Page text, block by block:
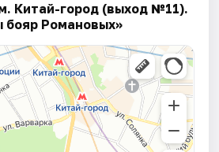
Китай-город (выход №11).
бояр Романовых»